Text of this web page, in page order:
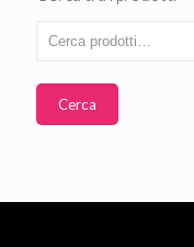
Cerca